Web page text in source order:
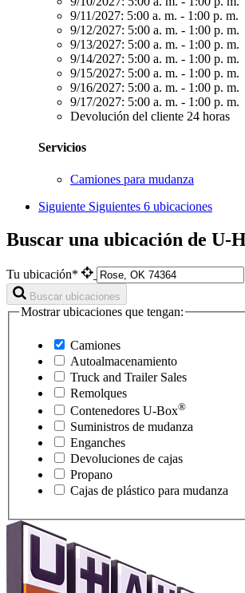
9/11/2027: 5:00 a. m. - 1:00 p. m.
9/12/2027: 5:00 a. m. - 1:00 p. m.
9/13/2027: 5:00 a. m. - 1:00 p. m.
9/14/2027: 5:00 a. m. - 1:00 p. m.
9/15/2027: 5:00 a. m. - 1:00 p. m.
9/16/2027: 5:00 a. m. - 1:00 p. m.
9/17/2027: 5:00 a. m. - 1:00 p. m.
Devolución del cliente 24 horas
Servicios
Camiones para mudanza
Siguiente Siguientes 6 ubicaciones
Buscar una ubicación de U-
Tu ubicación*
Buscar ubicaciones
Mostrar ubicaciones que tengan:
Camiones
Autoalmacenamiento
Truck and Trailer Sales
Remolques
Contenedores U-Box®
Suministros de mudanza
Enganches
Devoluciones de cajas
Propano
Cajas de plástico para mudanza